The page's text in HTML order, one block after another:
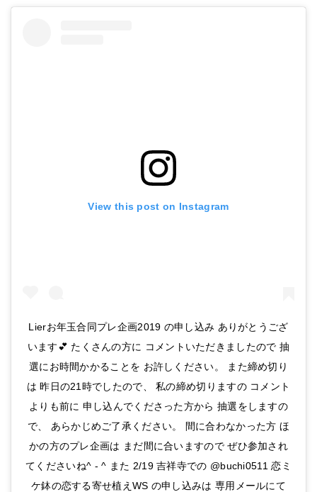
View this post on Instagram
Lierお年玉合同プレ企画2019 の申し込み ありがとうござ
います💕 たくさんの方に コメントいただきましたので 抽
選にお時間かかることを お許しください。 また締め切り
は 昨日の21時でしたので、 私の締め切りますの コメント
よりも前に 申し込んでくださった方から 抽選をしますの
で、 あらかじめご了承ください。 間に合わなかった方 ほ
かの方のプレ企画は まだ間に合いますので ぜひ参加され
てくださいね^ - ^ また 2/19 吉祥寺での @buchi0511 恋ミ
ケ鉢の恋する寄せ植えWS の申し込みは 専用メールにて